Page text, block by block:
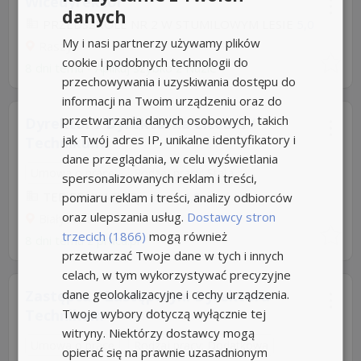
PRZEDSZKOLE NR 2 W STUMILOWYM LESIE
Raszyn
8 dni temu -Aplikuj szybko z Nuzle
Dyrektor / Dyrektorka Liceum /
Technikum
Umowa o pracę Rodzaj pracy: Stała
TEB EDUKACJA Sp. z o. o 4,8
Białystok
8 dni temu zpraca.pl
Zastępca / Zastępczyni Dyrektora
Technikum
Umowa o pracę Rodzaj pracy: Dodatkowa
danych
My i nasi partnerzy używamy plików
cookie i podobnych technologii do
przechowywania i uzyskiwania dostępu do
informacji na Twoim urządzeniu oraz do
przetwarzania danych osobowych, takich
jak Twój adres IP, unikalne identyfikatory i
dane przeglądania, w celu wyświetlania
spersonalizowanych reklam i treści,
pomiaru reklam i treści, analizy odbiorców
oraz ulepszania usług. Dostawcy stron
trzecich (1866) mogą również
przetwarzać Twoje dane w tych i innych
celach, w tym wykorzystywać precyzyjne
dane geolokalizacyjne i cechy urządzenia.
Twoje wybory dotyczą wyłącznie tej
witryny. Niektórzy dostawcy mogą
opierać się na prawnie uzasadnionym